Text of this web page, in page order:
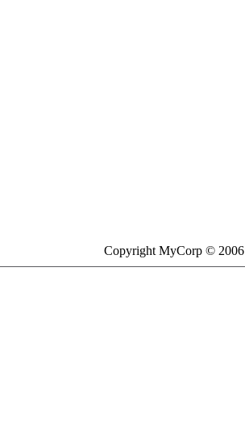
Copyright MyCorp © 2006